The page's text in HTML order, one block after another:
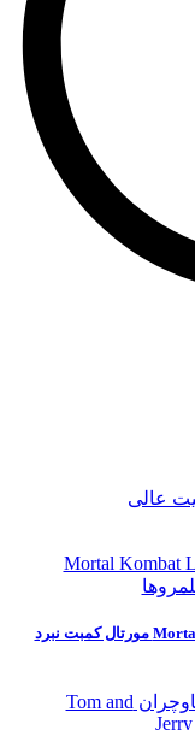
عالی
دانلود انیمیشن Mortal Kombat Legends 2021 مورتال کمبت نبرد